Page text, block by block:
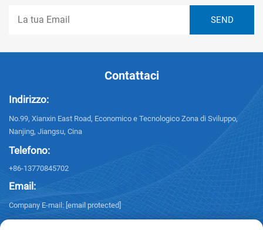
Contattaci
Indirizzo:
No.99, Xianxin East Road, Economico e Tecnologico Zona di Sviluppo,
Nanjing, Jiangsu, Cina
Telefono:
+86-13770845702
Email:
Company E-mail: [email protected]